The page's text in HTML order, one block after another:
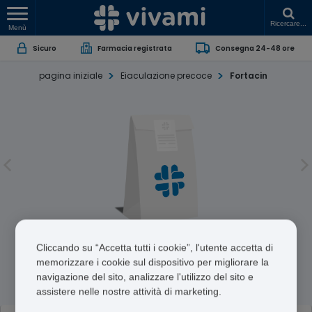
Menù
Ricercare...
Sicuro Farmacia registrata Consegna 24-48 ore
pagina iniziale Eiaculazione precoce Fortacin
Fortacin
Lidocaine/Prilocaine
Cliccando su “Accetta tutti i cookie”, l'utente accetta di
memorizzare i cookie sul dispositivo per migliorare la
navigazione del sito, analizzare l'utilizzo del sito e
assistere nelle nostre attività di marketing.